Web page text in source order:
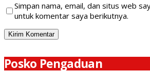
Simpan nama, email, dan situs web
untuk komentar saya berikutnya.
Posko Pengaduan